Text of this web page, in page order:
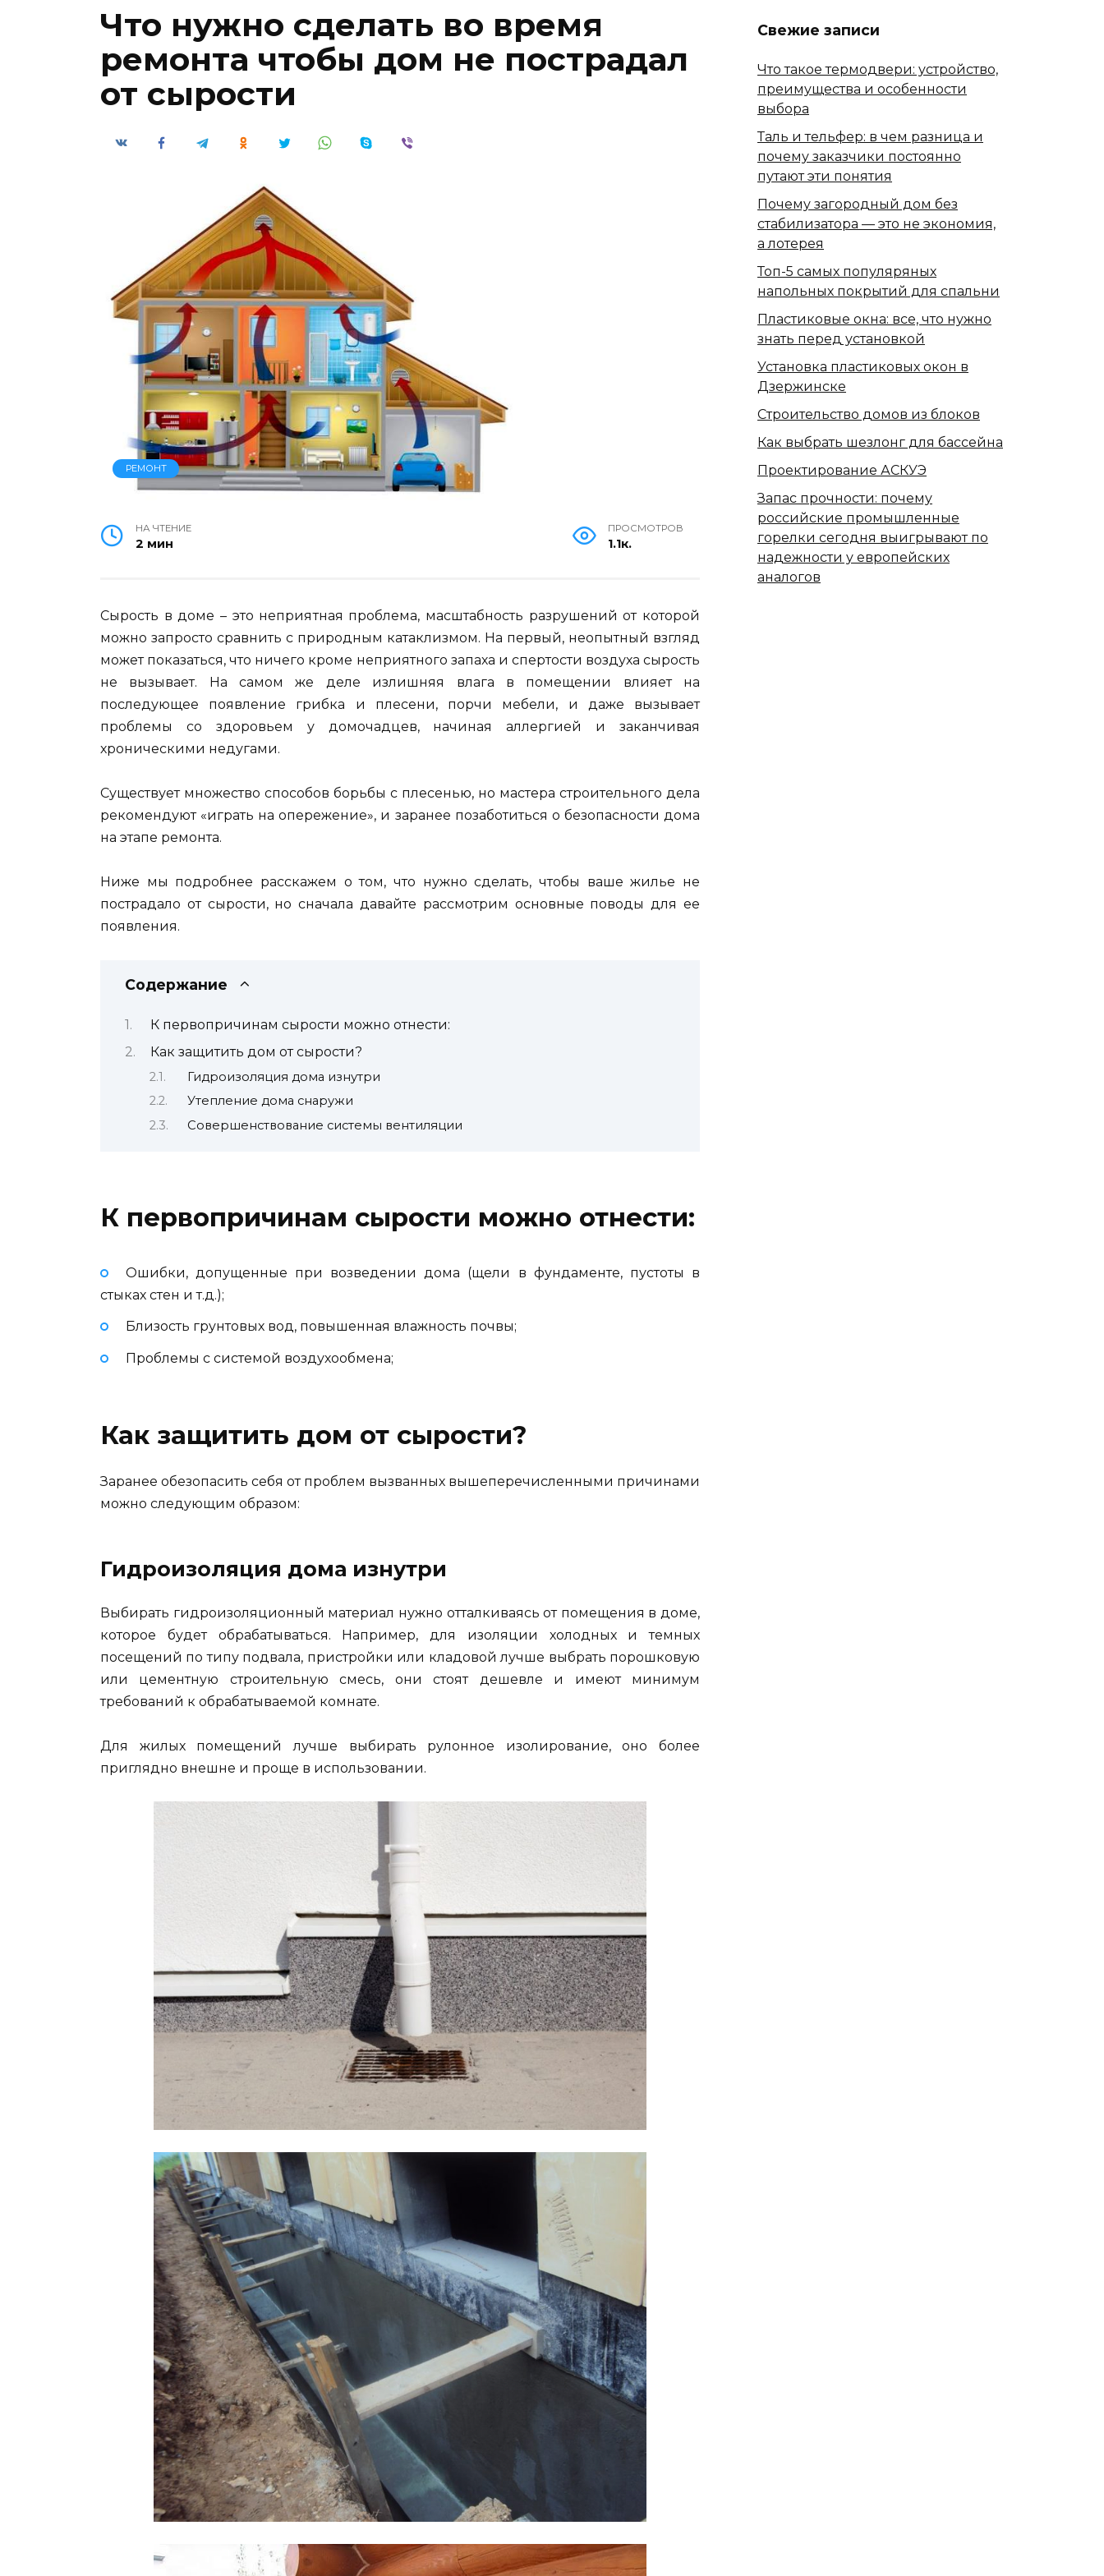
Что нужно сделать во время
ремонта чтобы дом не пострадал
от сырости
РЕМОНТ
НА ЧТЕНИЕ
2 мин
ПРОСМОТРОВ
1.1к.
Сырость в доме – это неприятная проблема, масштабность разрушений от которой
можно запросто сравнить с природным катаклизмом. На первый, неопытный взгляд
может показаться, что ничего кроме неприятного запаха и спертости воздуха сырость
не вызывает. На самом же деле излишняя влага в помещении влияет на
последующее появление грибка и плесени, порчи мебели, и даже вызывает
проблемы со здоровьем у домочадцев, начиная аллергией и заканчивая
хроническими недугами.
Существует множество способов борьбы с плесенью, но мастера строительного дела
рекомендуют «играть на опережение», и заранее позаботиться о безопасности дома
на этапе ремонта.
Ниже мы подробнее расскажем о том, что нужно сделать, чтобы ваше жилье не
пострадало от сырости, но сначала давайте рассмотрим основные поводы для ее
появления.
Содержание
К первопричинам сырости можно отнести:
Как защитить дом от сырости?
Гидроизоляция дома изнутри
Утепление дома снаружи
Совершенствование системы вентиляции
К первопричинам сырости можно отнести:
Ошибки, допущенные при возведении дома (щели в фундаменте, пустоты в
стыках стен и т.д.);
Близость грунтовых вод, повышенная влажность почвы;
Проблемы с системой воздухообмена;
Как защитить дом от сырости?
Заранее обезопасить себя от проблем вызванных вышеперечисленными причинами
можно следующим образом:
Гидроизоляция дома изнутри
Выбирать гидроизоляционный материал нужно отталкиваясь от помещения в доме,
которое будет обрабатываться. Например, для изоляции холодных и темных
посещений по типу подвала, пристройки или кладовой лучше выбрать порошковую
или цементную строительную смесь, они стоят дешевле и имеют минимум
требований к обрабатываемой комнате.
Для жилых помещений лучше выбирать рулонное изолирование, оно более
приглядно внешне и проще в использовании.
Свежие записи
Что такое термодвери: устройство,
преимущества и особенности
выбора
Таль и тельфер: в чем разница и
почему заказчики постоянно
путают эти понятия
Почему загородный дом без
стабилизатора — это не экономия,
а лотерея
Топ-5 самых популяряных
напольных покрытий для спальни
Пластиковые окна: все, что нужно
знать перед установкой
Установка пластиковых окон в
Дзержинске
Строительство домов из блоков
Как выбрать шезлонг для бассейна
Проектирование АСКУЭ
Запас прочности: почему
российские промышленные
горелки сегодня выигрывают по
надежности у европейских
аналогов